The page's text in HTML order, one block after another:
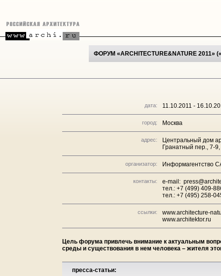
ФОРУМ «ARCHITECTURE&NATURE
дата: 11.10.2011 -
город: Москва
адрес:
Центральный дом
Гранатный пер., 7-
организатор: Информагентство
контакты:
e-mail:
тел.: +7 (499) 409-
тел.: +7 (495) 258-
ссылки:
www.architecture-
www.architektor.ru
Цель форума привлечь внимание к актуальным
среды и существования в нем человека – жителя
пресса-статьи: